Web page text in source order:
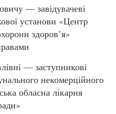
— завідувачеві
установи «Центр
здоров’я»
— заступникові
некомерційного
обласна лікарня